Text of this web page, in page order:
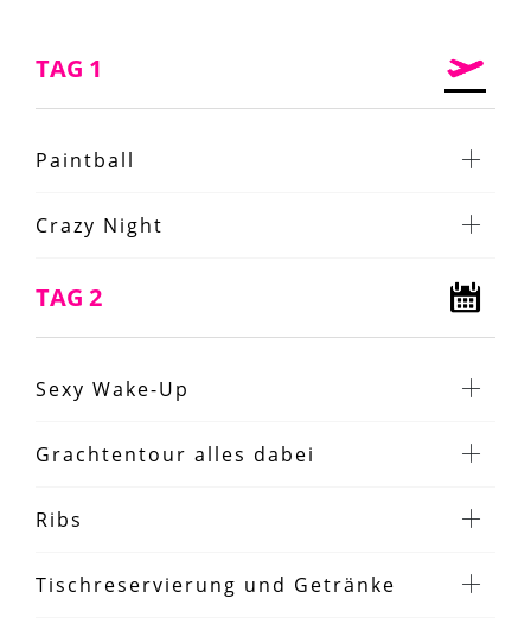
TAG 1
Paintball
Crazy Night
TAG 2
Sexy Wake-Up
Grachtentour alles dabei
Ribs
Tischreservierung und Getränke